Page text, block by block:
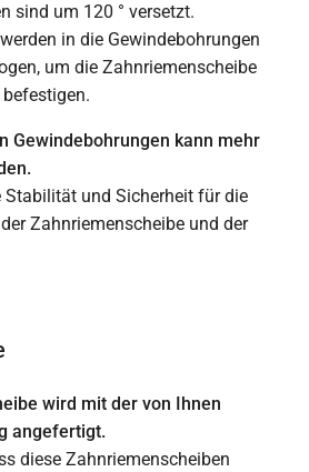
sind um 120 ° versetzt.
in die Gewindebohrungen
um die Zahnriemenscheibe
Gewindebohrungen kann mehr
Stabilität und Sicherheit für die
Zahnriemenscheibe und der
wird mit der von Ihnen
angefertigt.
diese Zahnriemenscheiben